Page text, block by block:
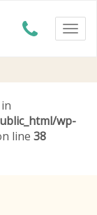
wp-
line 38